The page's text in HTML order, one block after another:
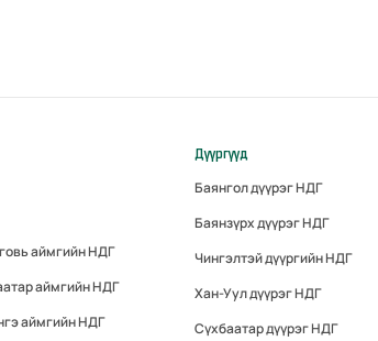
аймгийн НДГ
аймгийн НДГ
аймгийн НДГ
Дүүргүүд
Баянгол дүүрэг НДГ
Баянзүрх дүүрэг НДГ
Чингэлтэй дүүргийн НДГ
Хан-Уул дүүрэг НДГ
Сүхбаатар дүүрэг НДГ